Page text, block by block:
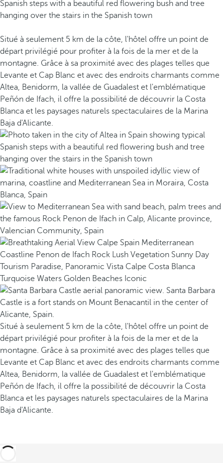
Situé à seulement 5 km de la côte, l'hôtel offre un point de
départ privilégié pour profiter à la fois de la mer et de la
montagne. Grâce à sa proximité avec des plages telles que
Levante et Cap Blanc et avec des endroits charmants comme
Altea, Benidorm, la vallée de Guadalest et l'emblématique
Peñón de Ifach, il offre la possibilité de découvrir la Costa
Blanca et les paysages naturels spectaculaires de la Marina
Baja d'Alicante.
Situé à seulement 5 km de la côte, l'hôtel offre un point de
départ privilégié pour profiter à la fois de la mer et de la
montagne. Grâce à sa proximité avec des plages telles que
Levante et Cap Blanc et avec des endroits charmants comme
Altea, Benidorm, la vallée de Guadalest et l'emblématique
Peñón de Ifach, il offre la possibilité de découvrir la Costa
Blanca et les paysages naturels spectaculaires de la Marina
Baja d'Alicante.